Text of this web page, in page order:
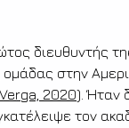
διευθυντής
στην
2020). Ήταν
τον